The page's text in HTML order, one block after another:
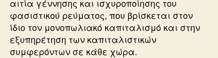
αιτία γέννησης και ισχυροποίησης του
φασιστικού ρεύματος, που βρίσκεται στον
ίδιο τον μονοπωλιακό καπιταλισμό και στην
εξυπηρέτηση των καπιταλιστικών
συμφερόντων σε κάθε χώρα.